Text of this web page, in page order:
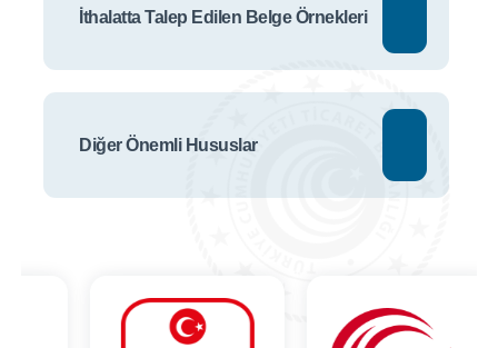
İthalatta Talep Edilen Belge Örnekleri
Diğer Önemli Hususlar